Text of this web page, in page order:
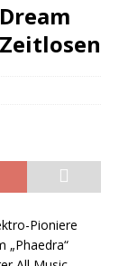
Pioniere
„Phaedra“